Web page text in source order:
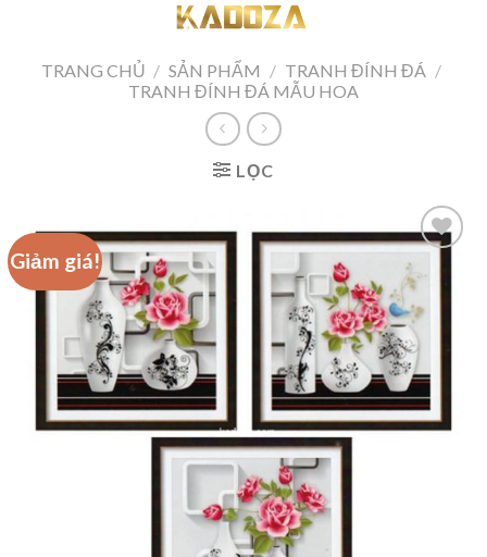
contentTRANG CHỦ / SẢN PHẨM / TRANH ĐÍNH ĐÁ /
TRANH ĐÍNH ĐÁ MẪU HOA
LỌC
Giảm giá!
Add to
wishlist